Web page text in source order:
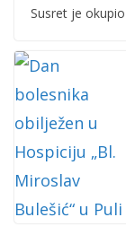
Susret je